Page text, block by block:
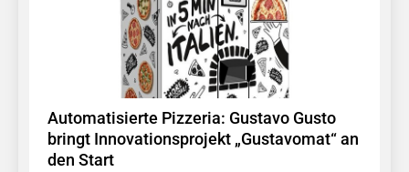
Automatisierte Pizzeria: Gustavo Gusto
bringt Innovationsprojekt „Gustavomat“ an
den Start